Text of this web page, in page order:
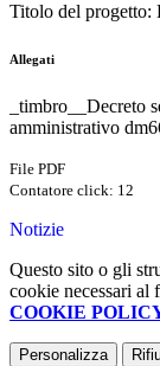
Titolo del
Allegati
_timbro__Decreto
amministrativo
File PDF
Contatore click: 12
Notizie
Questo sito o gli
cookie necessari al
COOKIE
Personalizza